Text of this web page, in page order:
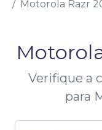
Motorola Razr
Verifique a
para